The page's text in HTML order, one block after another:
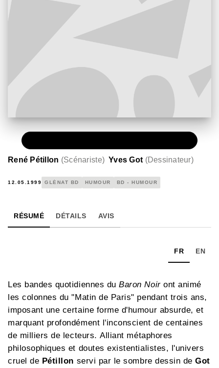
René Pétillon (Scénariste) Yves Got (Dessinateur)
12.05.1999 GLÉNAT BD HUMOUR BD - HUMOUR
RÉSUMÉ DÉTAILS AVIS
FR EN
Les bandes quotidiennes duBaron Noiront animé
les colonnes du "Matin de Paris" pendant trois ans,
imposant une certaine forme d'humour absurde, et
marquant profondément l'inconscient de centaines
de milliers de lecteurs. Alliant métaphores
philosophiques et doutes existentialistes, l'univers
cruel de Pétillon servi par le sombre dessin deGot